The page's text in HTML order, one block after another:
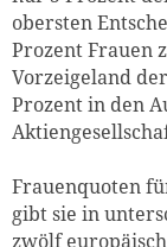
obersten
Prozent Frauen
Vorzeigeland
Prozent in den
Frauenquoten
gibt sie in
zwölf